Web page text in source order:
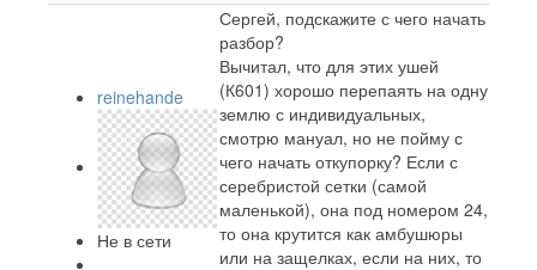
reinehande
Не в сети
Сергей, подскажите с чего начать
разбор?
Вычитал, что для этих ушей
(К601) хорошо перепаять на одну
землю с индивидуальных,
смотрю мануал, но не пойму с
чего начать откупорку? Если с
серебристой сетки (самой
маленькой), она под номером 24,
то она крутится как амбушюры
или на защелках, если на них, то